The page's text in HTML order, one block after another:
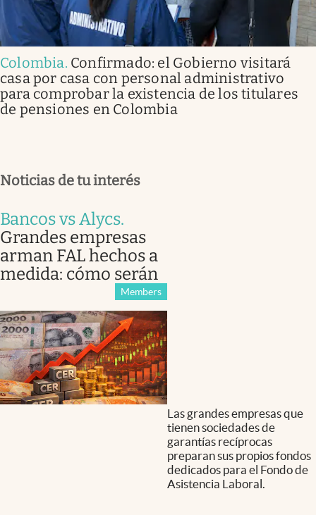
Colombia. Confirmado: el Gobierno visitará
casa por casa con personal administrativo
para comprobar la existencia de los titulares
de pensiones en Colombia
Noticias de tu interés
Bancos vs Alycs.
Grandes empresas
arman FAL hechos a
medida: cómo serán
Members
Las grandes empresas que
tienen sociedades de
garantías recíprocas
preparan sus propios fondos
dedicados para el Fondo de
Asistencia Laboral.